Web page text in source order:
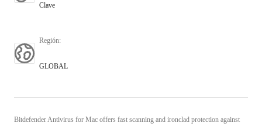
Clave
Región:
GLOBAL
Bitdefender Antivirus for Mac offers fast scanning and ironclad protection against